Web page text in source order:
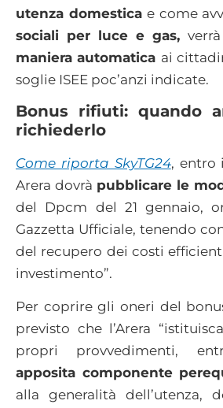
utenza domesticae come
sociali per luce e gas, verrà
maniera automatica ai
soglie ISEE poc’anzi indicate.
Bonus rifiuti: quando
richiederlo
Come riporta SkyTG24, entro
Arera dovrà pubblicare le
del Dpcm del 21 gennaio,
Gazzetta Ufficiale, tenendo
del recupero dei costi
investimento”.
Per coprire gli oneri del
previsto che l’Arera
propri provvedimenti,
apposita componente
alla generalità dell’utenza,